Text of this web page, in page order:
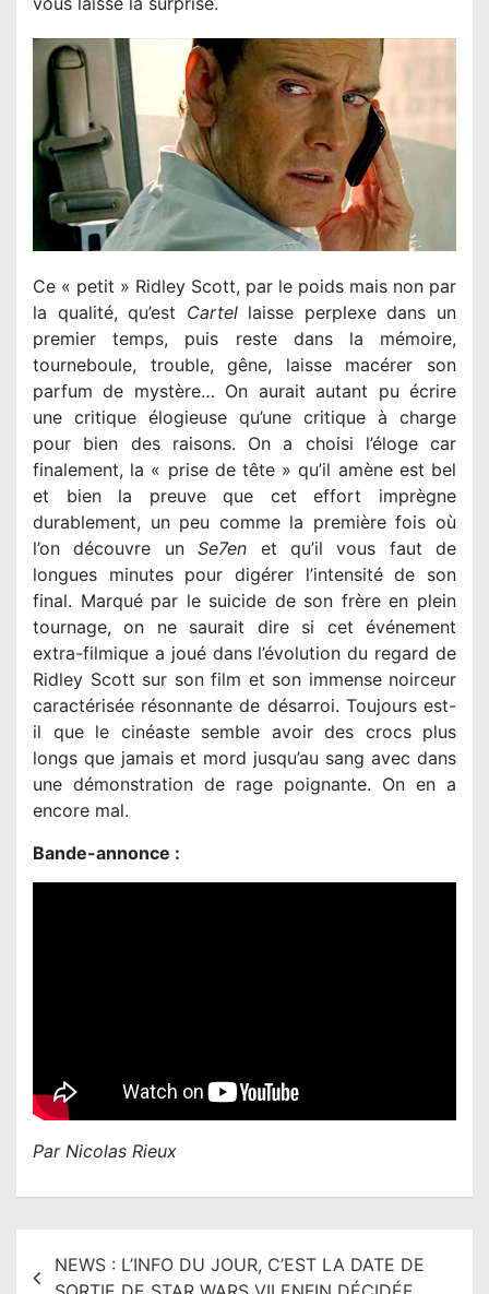
Ce « petit » Ridley Scott, par le poids mais non par
la qualité, qu’est Cartellaisse perplexe dans un
premier temps, puis reste dans la mémoire,
tourneboule, trouble, gêne, laisse macérer son
parfum de mystère… On aurait autant pu écrire
une critique élogieuse qu’une critique à charge
pour bien des raisons. On a choisi l’éloge car
finalement, la « prise de tête » qu’il amène est bel
et bien la preuve que cet effort imprègne
durablement, un peu comme la première fois où
l’on découvre unSe7en et qu’il vous faut de
longues minutes pour digérer l’intensité de son
final. Marqué par le suicide de son frère en plein
tournage, on ne saurait dire si cet événement
extra-filmique a joué dans l’évolution du regard de
Ridley Scott sur son film et son immense noirceur
caractérisée résonnante de désarroi. Toujours est-
il que le cinéaste semble avoir des crocs plus
longs que jamais et mord jusqu’au sang avec dans
une démonstration de rage poignante. On en a
encore mal.
Bande-annonce :
Par Nicolas Rieux
NEWS : L’INFO DU JOUR, C’EST LA DATE DE